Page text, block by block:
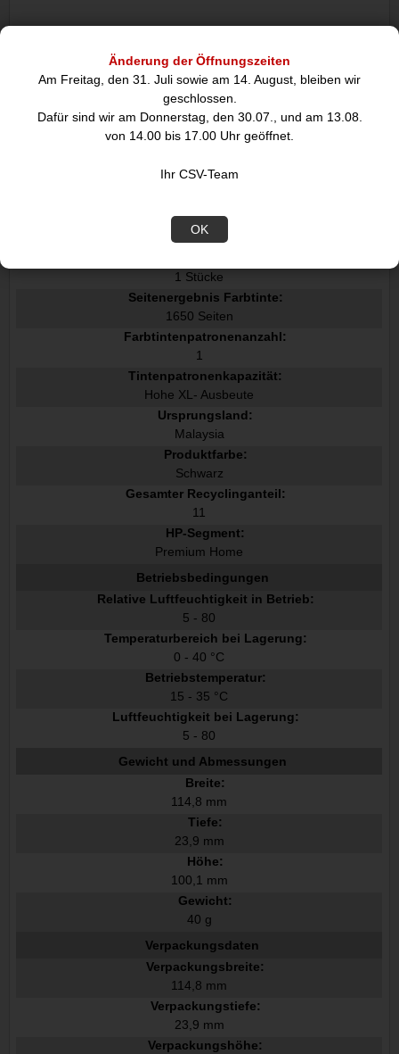
Änderung der Öffnungszeiten
Am Freitag, den 31. Juli sowie am 14. August, bleiben wir
geschlossen.
Dafür sind wir am Donnerstag, den 30.07., und am 13.08.
von 14.00 bis 17.00 Uhr geöffnet.
Ihr CSV-Team
OK
Typ:
Original
Druckfarben:
Magenta
Markenkompatibilität:
Angebotstyp:
Kompatibilität:
HP 937e Druckerpatronen funktionieren mit:
1 Stücke
Seitenergebnis Farbtinte:
1650 Seiten
Farbtintenpatronenanzahl:
1
Tintenpatronenkapazität:
Hohe XL- Ausbeute
Ursprungsland:
Malaysia
Produktfarbe:
Schwarz
Gesamter Recyclinganteil:
11
HP-Segment:
Premium Home
Betriebsbedingungen
Relative Luftfeuchtigkeit in Betrieb:
5 - 80
Temperaturbereich bei Lagerung:
0 - 40 °C
Betriebstemperatur:
15 - 35 °C
Luftfeuchtigkeit bei Lagerung:
5 - 80
Gewicht und Abmessungen
Breite:
114,8 mm
Tiefe:
23,9 mm
Höhe:
100,1 mm
Gewicht:
40 g
Verpackungsdaten
Verpackungsbreite:
114,8 mm
Verpackungstiefe:
23,9 mm
Verpackungshöhe: